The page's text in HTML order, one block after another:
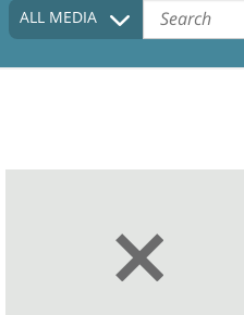
COLLECTIONS DESCRIPTION
ALL MEDIA